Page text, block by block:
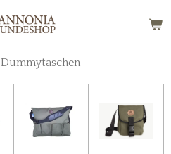
Dummytaschen